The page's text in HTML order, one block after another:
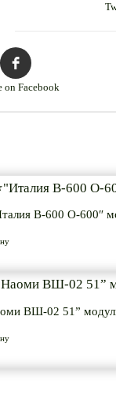
on Facebook
В-600 О-600″
ВШ-02 51”